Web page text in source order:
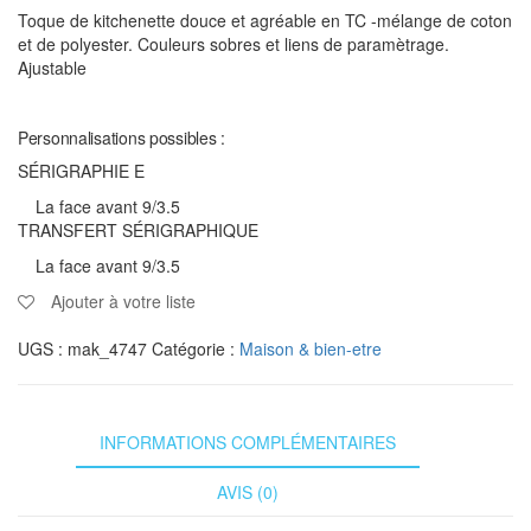
Toque de kitchenette douce et agréable en TC -mélange de coton
et de polyester. Couleurs sobres et liens de paramètrage.
Ajustable
Personnalisations possibles :
SÉRIGRAPHIE E
La face avant 9/3.5
TRANSFERT SÉRIGRAPHIQUE
La face avant 9/3.5
Ajouter à votre liste
UGS : mak_4747 Catégorie : Maison & bien-etre
INFORMATIONS COMPLÉMENTAIRES
AVIS (0)